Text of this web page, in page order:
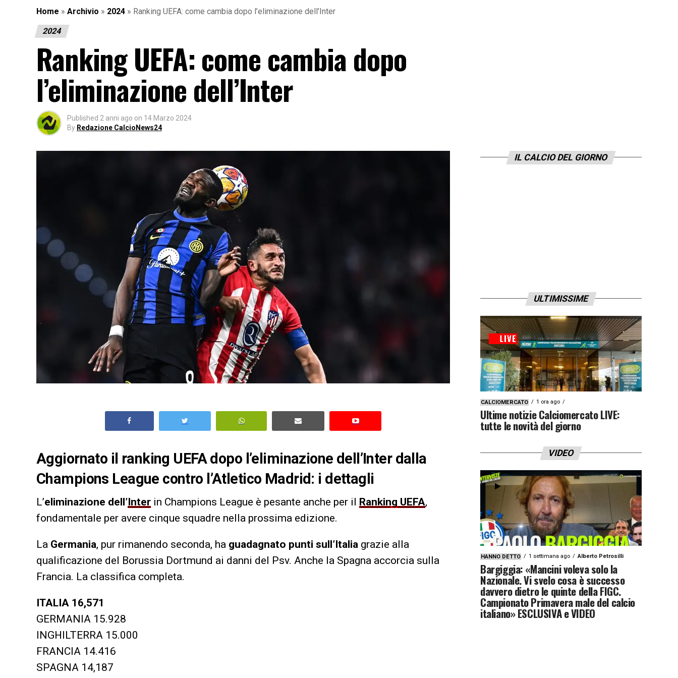
Home » Archivio » 2024 » Ranking UEFA: come cambia dopo l’eliminazione dell’Inter
2024
Ranking UEFA: come cambia dopo
l’eliminazione dell’Inter
Published 2 anni ago on 14 Marzo 2024
By Redazione CalcioNews24
Aggiornato il ranking UEFA dopo l’eliminazione dell’Inter dalla
Champions League contro l’Atletico Madrid: i dettagli
L’eliminazione dell’Inter in Champions League è pesante anche per il Ranking UEFA,
fondamentale per avere cinque squadre nella prossima edizione.
La Germania, pur rimanendo seconda, ha guadagnato punti sull’Italia grazie alla
qualificazione del Borussia Dortmund ai danni del Psv. Anche la Spagna accorcia sulla
Francia. La classifica completa.
ITALIA 16,571
GERMANIA 15.928
INGHILTERRA 15.000
FRANCIA 14.416
SPAGNA 14,187
IL CALCIO DEL GIORNO
ULTIMISSIME
CALCIOMERCATO 1 ora ago
Ultime notizie Calciomercato LIVE:
tutte le novità del giorno
VIDEO
HANNO DETTO 1 settimana ago Alberto Petrosilli
Bargiggia: «Mancini voleva solo la
Nazionale. Vi svelo cosa è successo
davvero dietro le quinte della FIGC.
Campionato Primavera male del calcio
italiano» ESCLUSIVA e VIDEO